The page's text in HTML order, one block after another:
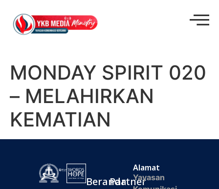
MONDAY SPIRIT 020
– MELAHIRKAN
KEMATIAN
BerandaPartner
Alamat
Yayasan